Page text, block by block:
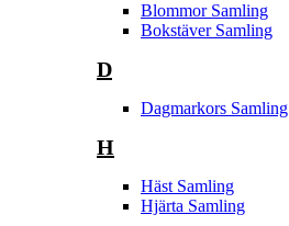
Blommor Samling
Bokstäver Samling
D
Dagmarkors Samling
H
Häst Samling
Hjärta Samling